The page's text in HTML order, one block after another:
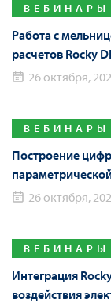
ВЕБИНАРЫ
Работа с
расчетов Rocky
26 октября,
ВЕБИНАРЫ
Построение
26 октября,
ВЕБИНАРЫ
Интеграция
воздействия